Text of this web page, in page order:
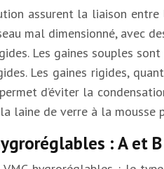
assurent la liaison entre
mal dimensionné, avec
Les gaines souples
Les gaines rigides,
d’éviter la
laine de verre à la mousse
: A et B